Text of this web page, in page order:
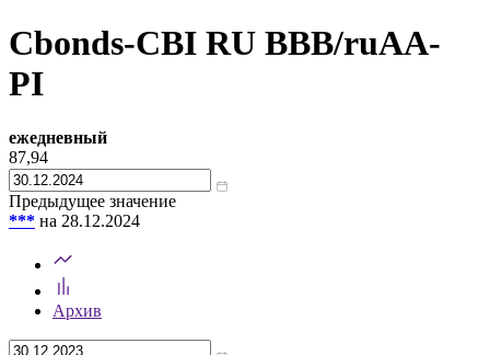
Cbonds-CBI RU BBB/ruAA-
PI
ежедневный
87,94
Предыдущее значение
*** на 28.12.2024
Архив